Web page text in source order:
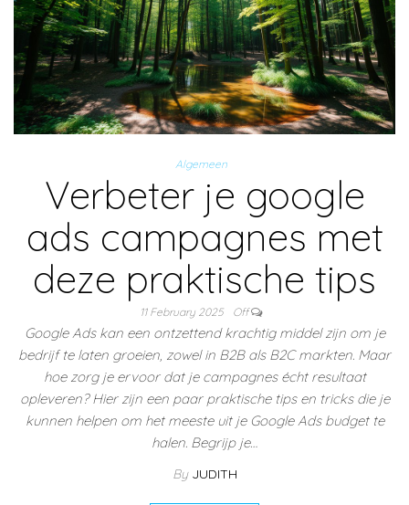
Algemeen
Verbeter je google
ads campagnes met
deze praktische tips
11 February 2025 Off
Google Ads kan een ontzettend krachtig middel zijn om je
bedrijf te laten groeien, zowel in B2B als B2C markten. Maar
hoe zorg je ervoor dat je campagnes écht resultaat
opleveren? Hier zijn een paar praktische tips en tricks die je
kunnen helpen om het meeste uit je Google Ads budget te
halen. Begrijp je…
By JUDITH